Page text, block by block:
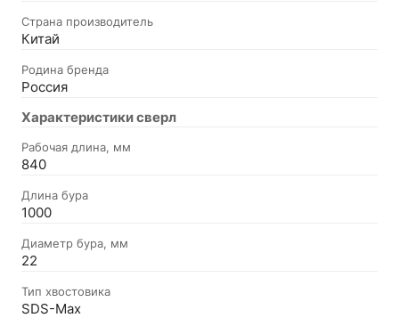
Страна производитель
Китай
Родина бренда
Россия
Характеристики сверл
Рабочая длина, мм
840
Длина бура
1000
Диаметр бура, мм
22
Тип хвостовика
SDS-Max